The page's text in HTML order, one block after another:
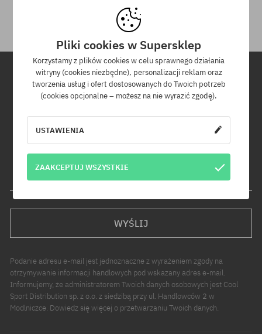
otrzymania przesyłki.
Newsletter
Zapisz się do naszego newslettera, a dowiesz się jako pierwszy o
Dodatkowo otrzymasz kod rabatowy -5% na całe zamówienie!
Twój adres e-mail
WYŚLIJ
Podanie adresu e-mail jest jednoznaczne z wyrażeniem zgody na
otrzymywanie informacji handlowych pod wskazany adres e-mail.
Informujemy, że administratorem Twoich danych osobowych jest Cool
Sport Distribution sp. z o.o. z siedzibą przy ul. Handlowców 2 w
Modlniczce. Dowiedz się więcej o przetwarzaniu Twoich danych.
Pliki cookies w Supersklep
Korzystamy z plików cookies w celu sprawnego działania
witryny (cookies niezbędne), personalizacji reklam oraz
tworzenia usług i ofert dostosowanych do Twoich potrzeb
(cookies opcjonalne – możesz na nie wyrazić zgodę).
USTAWIENIA
ZAAKCEPTUJ WSZYSTKIE